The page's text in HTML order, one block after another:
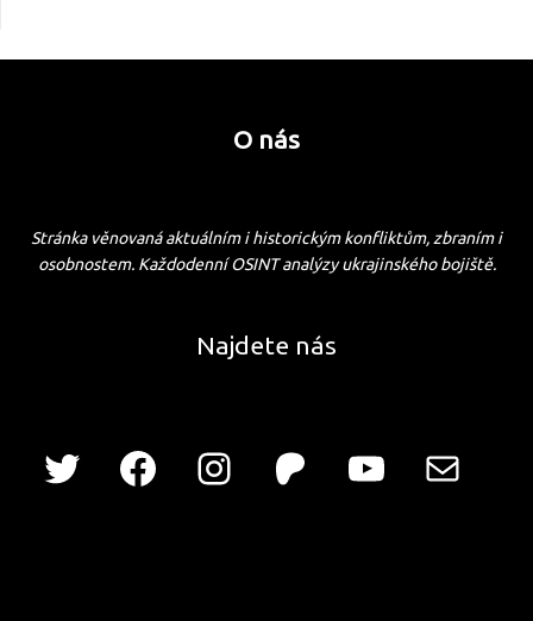
O nás
Stránka věnovaná aktuálním i historickým konfliktům, zbraním i
osobnostem. Každodenní OSINT analýzy ukrajinského bojiště.
Najdete nás